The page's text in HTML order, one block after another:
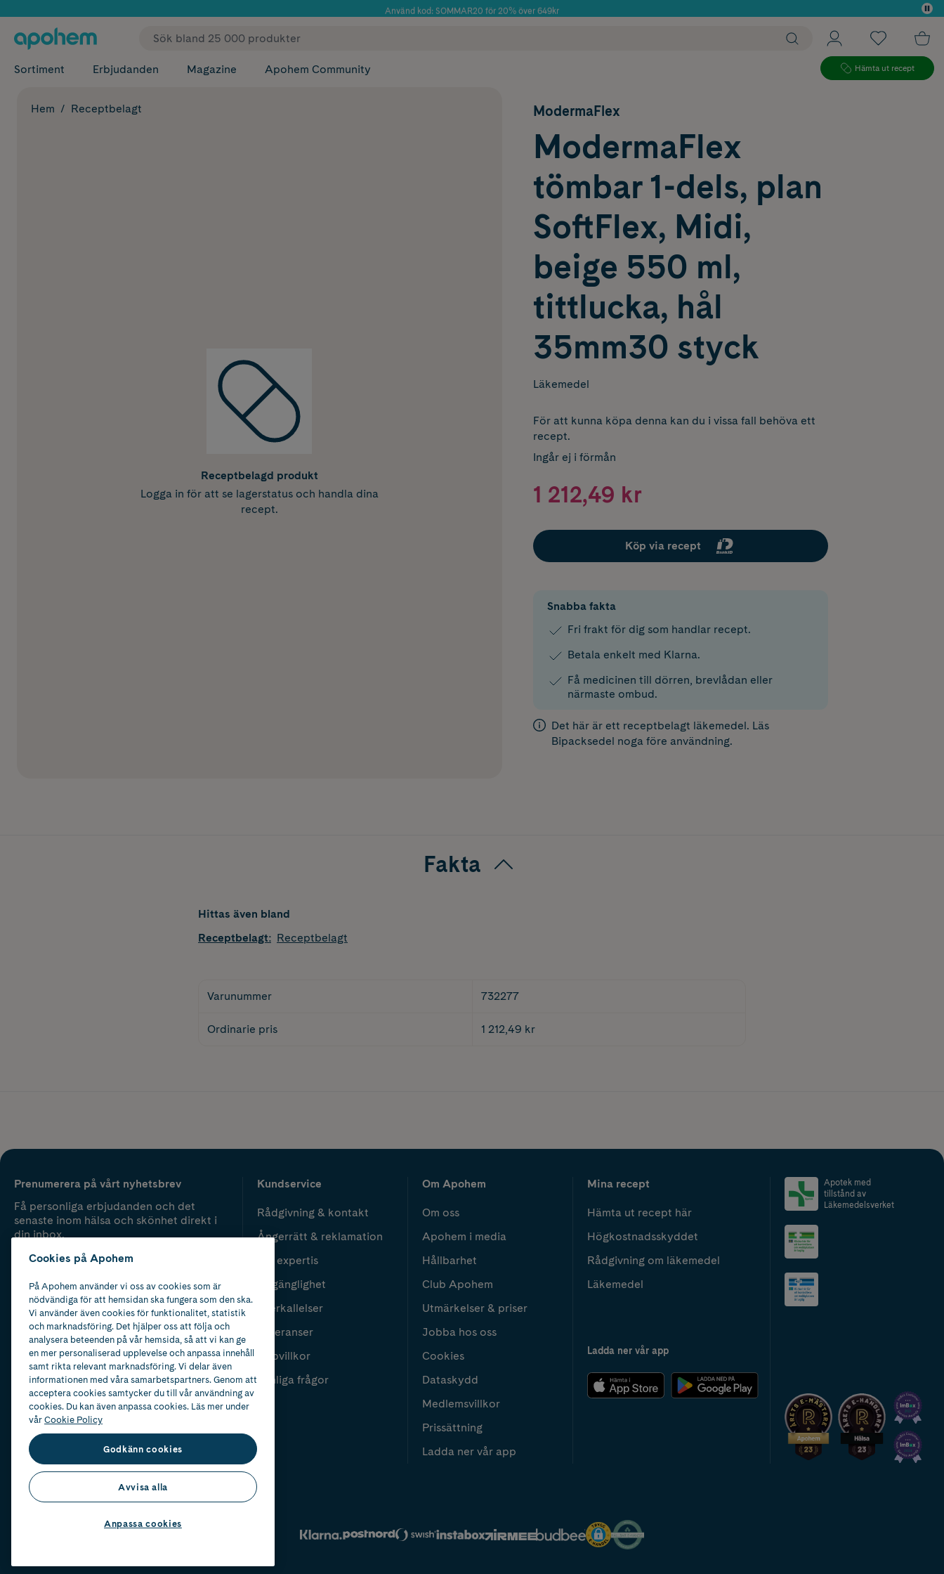
Använd kod: SOMMAR20 för 20% över 649kr
✓ Fri frakt
Sortiment Erbjudanden Magazine Apohem Community Hämta ut recept
Hem Receptbelagt
Receptbelagd produkt
Logga in för att se lagerstatus och handla dina
recept.
ModermaFlex
ModermaFlex
tömbar 1-dels, plan
SoftFlex, Midi,
beige 550 ml,
tittlucka, hål
35mm30 styck
Läkemedel
För att kunna köpa denna kan du i vissa fall behöva ett
recept.
Ingår ej i förmån
1 212,49 kr
Köp via recept
Snabba fakta
Fri frakt för dig som handlar recept.
Betala enkelt med Klarna.
Få medicinen till dörren, brevlådan eller
närmaste ombud.
Det här är ett receptbelagt läkemedel. Läs
Bipacksedel noga före användning.
Fakta
Hittas även bland
Receptbelagt: Receptbelagt
Varunummer 732277
Ordinarie pris 1 212,49 kr
Prenumerera på vårt nyhetsbrev
Få personliga erbjudanden och det
senaste inom hälsa och skönhet direkt i
din inbox.
Kundservice
Rådgivning & kontakt
Ångerrätt & reklamation
Vår expertis
Tillgänglighet
Återkallelser
Leveranser
Köpvillkor
Vanliga frågor
Om Apohem
Om oss
Apohem i media
Hållbarhet
Club Apohem
Utmärkelser & priser
Jobba hos oss
Cookies
Dataskydd
Medlemsvillkor
Prissättning
Ladda ner vår app
Mina recept
Hämta ut recept här
Högkostnadsskyddet
Rådgivning om läkemedel
Läkemedel
Ladda ner vår app
Apotek med
tillstånd av
Läkemedelsverket
2024
Cookies på Apohem
På Apohem använder vi oss av cookies som är
nödvändiga för att hemsidan ska fungera som den ska.
Vi använder även cookies för funktionalitet, statistik
och marknadsföring. Det hjälper oss att följa och
analysera beteenden på vår hemsida, så att vi kan ge
en mer personaliserad upplevelse och anpassa innehåll
samt rikta relevant marknadsföring. Vi delar även
informationen med våra samarbetspartners. Genom att
acceptera cookies samtycker du till vår användning av
cookies. Du kan även anpassa cookies. Läs mer under
vårCookie Policy
Godkänn cookies
Avvisa alla
Anpassa cookies